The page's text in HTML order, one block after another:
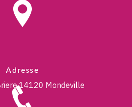
Adresse
14120 Mondeville